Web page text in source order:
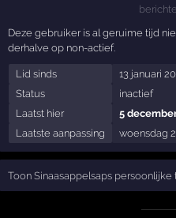
Deze gebruiker is al geruime tijd
derhalve op non-actief.
Lid sinds
13 januari
Status
inactief
Laatst hier
5
Laatste aanpassing
woensdag
Toon Sinaasappelsaps persoonlijke